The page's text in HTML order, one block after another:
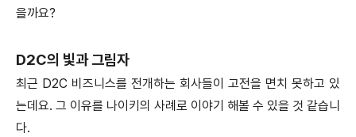
을까요?
D2C의 빛과 그림자
최근 D2C 비즈니스를 전개하는 회사들이 고전을 면치 못하고 있
는데요. 그 이유를 나이키의 사례로 이야기 해볼 수 있을 것 같습니
다.